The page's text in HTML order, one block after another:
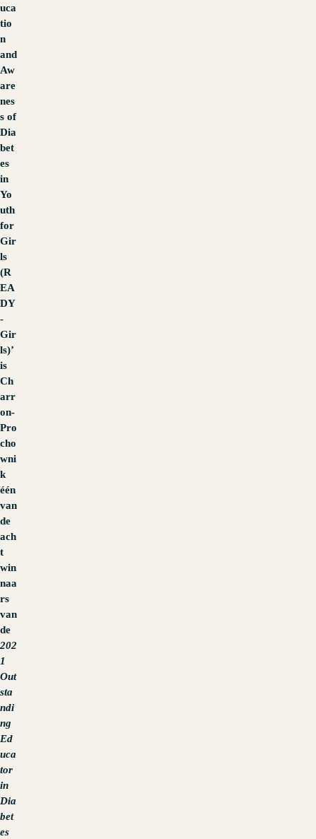
uca
tio
n
and
Aw
are
nes
s of
Dia
bet
es
in
Yo
uth
for
Gir
ls
(R
EA
DY
-
Gir
ls)’
is
Ch
arr
on-
Pro
cho
wni
k
één
van
de
ach
t
win
naa
rs
van
de
202
1
Out
sta
ndi
ng
Ed
uca
tor
in
Dia
bet
es